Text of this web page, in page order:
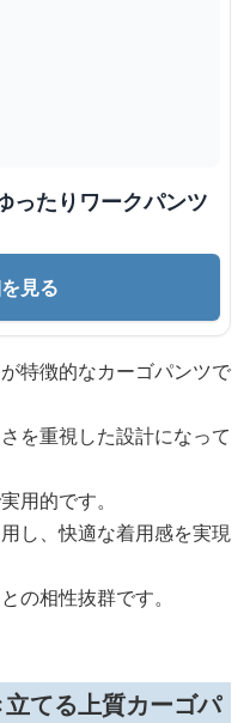
アル ゆったりワークパンツ
見る
特徴的なカーゴパンツで
を重視した設計になって
用的です。
し、快適な着用感を実現
の相性抜群です。
てる上質カーゴパ